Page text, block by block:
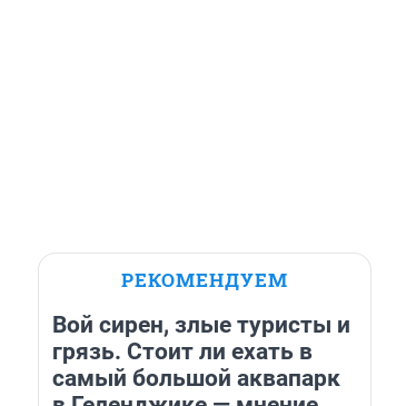
РЕКОМЕНДУЕМ
Вой сирен, злые туристы и
грязь. Стоит ли ехать в
самый большой аквапарк